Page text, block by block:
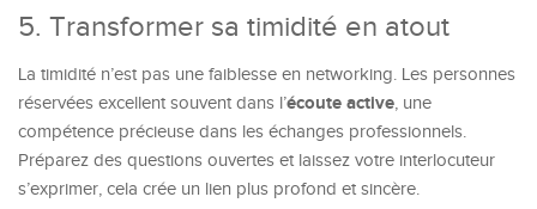
5. Transformer sa timidité en atout
La timidité n’est pas une faiblesse en networking. Les personnes
réservées excellent souvent dans l’écoute active, une
compétence précieuse dans les échanges professionnels.
Préparez des questions ouvertes et laissez votre interlocuteur
s’exprimer, cela crée un lien plus profond et sincère.